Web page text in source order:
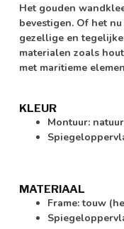
Het gouden
bevestigen. Of het
gezellige en
materialen zoals
met maritieme
KLEUR
Montuur:
MATERIAAL
Frame: touw